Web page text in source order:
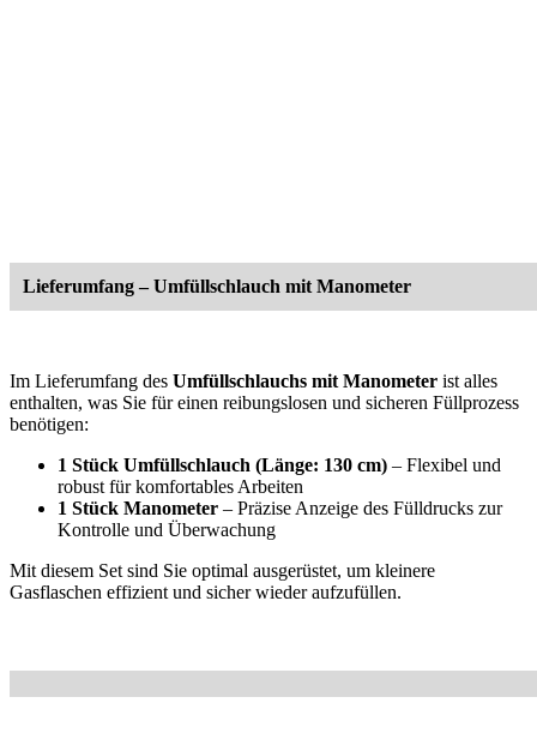
Lieferumfang – Umfüllschlauch mit Manometer
Im Lieferumfang des Umfüllschlauchs mit Manometer ist alles
enthalten, was Sie für einen reibungslosen und sicheren Füllprozess
benötigen:
1 Stück Umfüllschlauch (Länge: 130 cm) – Flexibel und
robust für komfortables Arbeiten
1 Stück Manometer – Präzise Anzeige des Fülldrucks zur
Kontrolle und Überwachung
Mit diesem Set sind Sie optimal ausgerüstet, um kleinere
Gasflaschen effizient und sicher wieder aufzufüllen.